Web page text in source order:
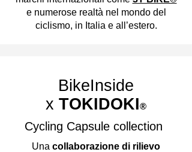
e numerose realtà nel mondo del
ciclismo, in Italia e all’estero.
BikeInside
x TOKIDOKI®
Cycling Capsule collection
Una collaborazione di rilievo